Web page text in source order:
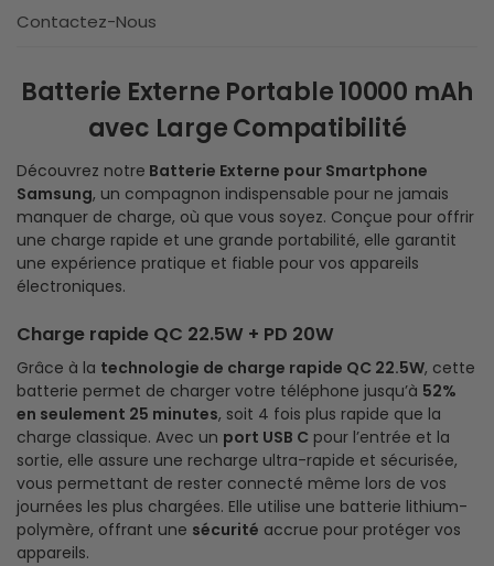
Contactez-Nous
Batterie Externe Portable 10000 mAh
avec Large Compatibilité
Découvrez notre Batterie Externe pour Smartphone
Samsung, un compagnon indispensable pour ne jamais
manquer de charge, où que vous soyez. Conçue pour offrir
une charge rapide et une grande portabilité, elle garantit
une expérience pratique et fiable pour vos appareils
électroniques.
Charge rapide QC 22.5W + PD 20W
Grâce à la technologie de charge rapide QC 22.5W, cette
batterie permet de charger votre téléphone jusqu’à 52%
en seulement 25 minutes, soit 4 fois plus rapide que la
charge classique. Avec un port USB C pour l’entrée et la
sortie, elle assure une recharge ultra-rapide et sécurisée,
vous permettant de rester connecté même lors de vos
journées les plus chargées. Elle utilise une batterie lithium-
polymère, offrant une sécurité accrue pour protéger vos
appareils.